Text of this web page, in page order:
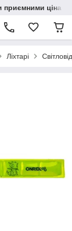
приємними
Ліхтарі